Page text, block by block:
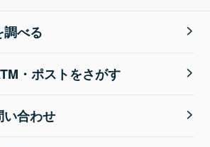
べる
・ポストをさがす
い合わせ